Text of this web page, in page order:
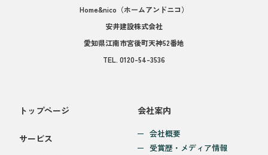
Home&nico （ホームアンドニコ）
安井建設株式会社
愛知県江南市宮後町天神52番地
TEL. 0120-54-3536
トップページ
サービス
会社案内
会社概要
受賞歴・メディア情報